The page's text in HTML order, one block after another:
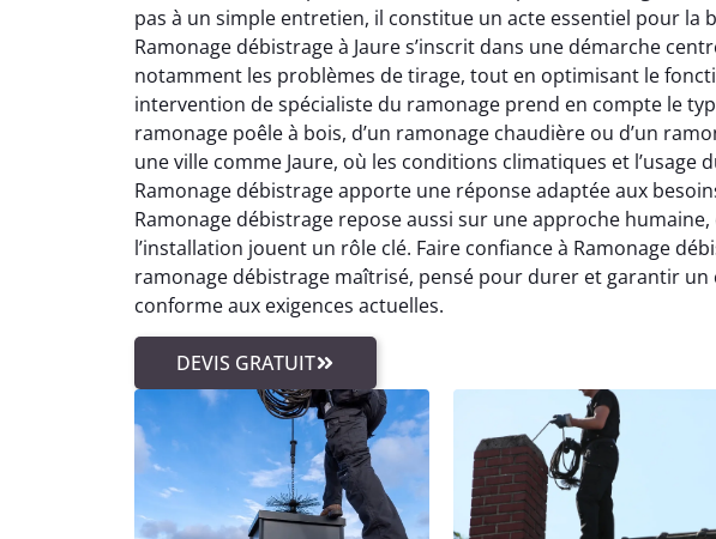
pas à un simple entretien, il constitue un acte essentiel pour la
Ramonage débistrage à Jaure s’inscrit dans une démarche
notamment les problèmes de tirage, tout en optimisant le
intervention de spécialiste du ramonage prend en compte le
ramonage poêle à bois, d’un ramonage chaudière ou d’un
une ville comme Jaure, où les conditions climatiques et l’usage
Ramonage débistrage apporte une réponse adaptée aux
Ramonage débistrage repose aussi sur une approche
l’installation jouent un rôle clé. Faire confiance à Ramonage
ramonage débistrage maîtrisé, pensé pour durer et garantir
conforme aux exigences actuelles.
DEVIS GRATUIT